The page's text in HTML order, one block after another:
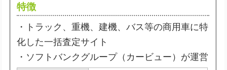
特徴
・トラック、重機、建機、バス等の商用車に特
化した一括査定サイト
・ソフトバンクグループ（カービュー）が運営